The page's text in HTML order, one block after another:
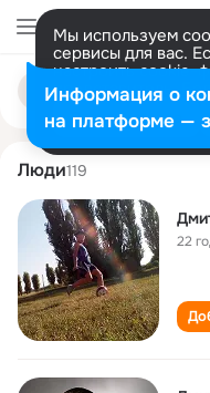
Мы используем
сервисы для вас.
настроить cookie-
представитель.
Разрешить все
Поиск
людям
dmitriy dovzhenko
Люди119
22
Информация о
на платформе —